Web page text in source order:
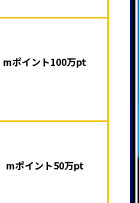
mポイント100万pt
mポイント50万pt